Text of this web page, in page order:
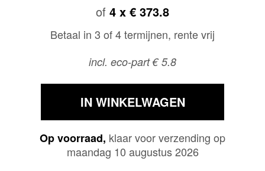
of 4 x € 373.8
Betaal in 3 of 4 termijnen, rente vrij
incl. eco-part € 5.8
IN WINKELWAGEN
Op voorraad, klaar voor verzending op
maandag 10 augustus 2026